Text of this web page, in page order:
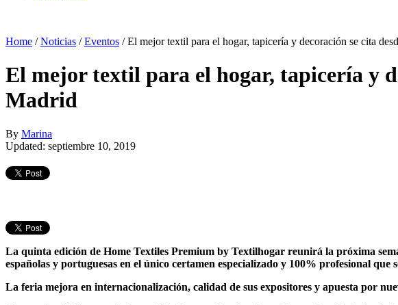
Home /Noticias /Eventos /El mejor textil para el hogar, tapicería y decoración se cita
El mejor textil para el hogar, tapicería y
Madrid
By Marina
Updated: septiembre 10, 2019
La quinta edición de Home Textiles Premium by Textilhogar reunirá la próxima
españolas y portuguesas en el único certamen especializado y 100% profesional que
La feria mejora en internacionalización, calidad de sus expositores y apuesta por